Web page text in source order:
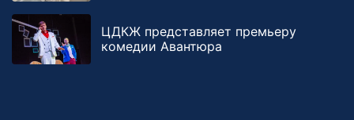
ЦДКЖ представляет премьеру
комедии Авантюра